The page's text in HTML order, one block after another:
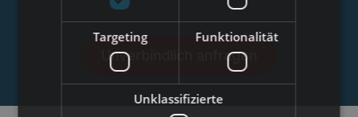
Unverbindlich anfragen
Targeting Funktionalität
Unklassifizierte